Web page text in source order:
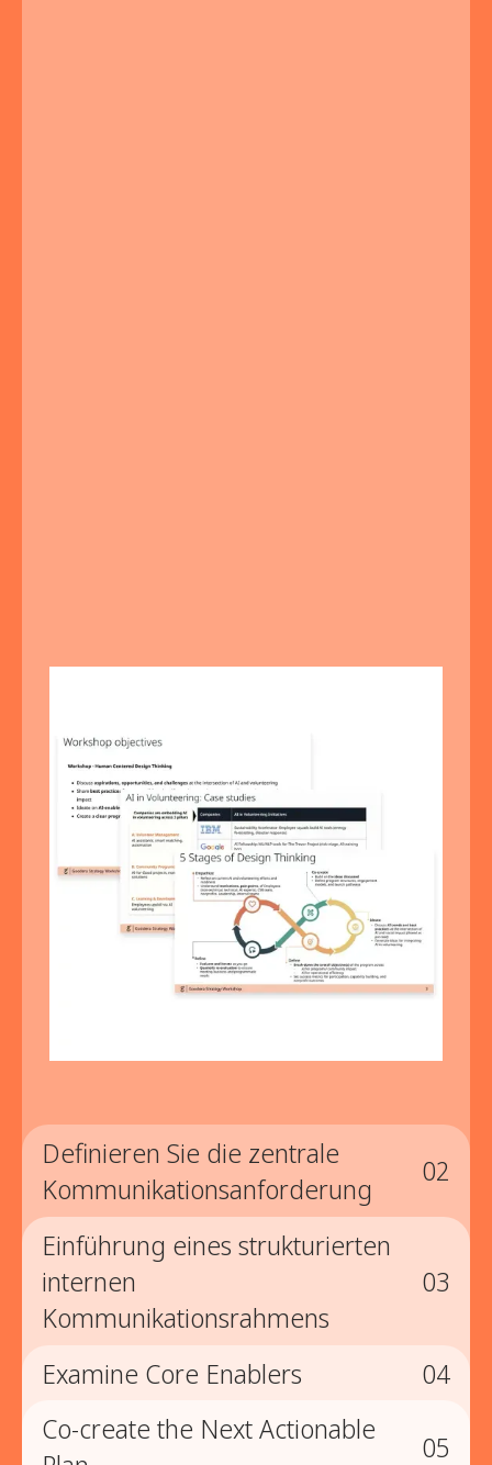
Definieren Sie die zentrale
Kommunikationsanforderung
02
02
Definieren Sie die zentrale
Fassen Sie Erkenntnisse zu einer klaren
„Wie könnten wir“ -Fragen, die Prioritäten
Einführung eines strukturierten
internen
Kommunikationsrahmens
03
03
Einführung eines
Examine Core Enablers 04
04
Co-create the Next Actionable
05